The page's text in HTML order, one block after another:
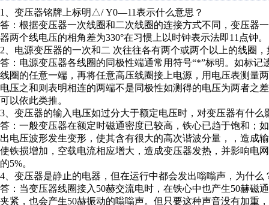
1、变压器铭牌上标明△/ Y0―11表示什么意思？
答：根据变压器一次线圈和二次线圈的连接方式不同，变压
器两个线电压的相角差为330°在习惯上以时钟表示法即11点钟。
2、电源变压器的一次和二 次往往各有两个或两个以上的线圈
答：电源变压器各线圈的同极性端通常用符号“*”标明。如标
线圈的任意一端，再将任意高压线圈接上电源，用电压表测量
电压之和则表明相连的两端不是同极性如测得的电压为两者之
可以依此类推。
3、变压器的输入电压如过分大于额定电压时，对变压器有什么
答：一般变压器在额定时磁通密度已较高，铁心已趋于饱和；
出电压波形发生变形，使其含有很大的高次谐波分量，，造成
使铁损增加，空载电流相应增大，造成变压器发热，并影响电
的5%。
4、变压器是静止的电器，但在运行中都会发出嗡嗡声，为什么
答：当变压器线圈接入50赫交流电时，在铁心中也产生50赫磁
夹紧，也会产生50赫振动的嗡嗡声。但只要这种声音没有加重